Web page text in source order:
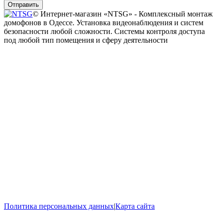
Отправить
© Интернет-магазин «NTSG» - Комплексный монтаж
домофонов в Одессе. Установка видеонаблюдения и систем
безопасности любой сложности. Системы контроля доступа
под любой тип помещения и сферу деятельности
Политика персональных данных|Карта сайта